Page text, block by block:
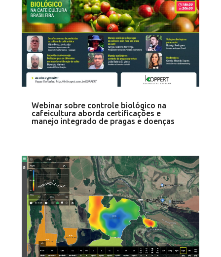
Webinar sobre controle biológico na
cafeicultura aborda certificações e
manejo integrado de pragas e doenças